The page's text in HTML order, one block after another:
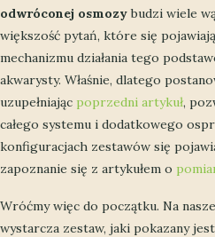
odwróconej osmozybudzi wiele
większość pytań, które się
mechanizmu działania tego
akwarysty. Właśnie, dlatego
uzupełniając poprzedni artykuł,
całego systemu i dodatkowego
konfiguracjach zestawów się
zapoznanie się z artykułem o
Wróćmy więc do początku. Na
wystarcza zestaw, jaki pokazany